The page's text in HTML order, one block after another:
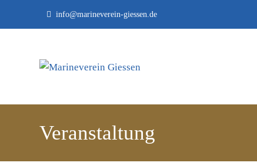
info@marineverein-giessen.de
Veranstaltung